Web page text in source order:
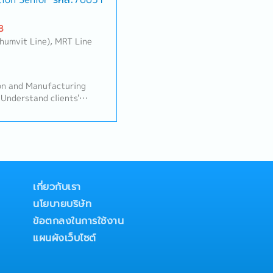
Line), MRT Line
and Manufacturing
clients'
and Production
business issues,
Data Management and
solutions across
process, data
system enablement —
Production and
เกี่ยวกับเรา
นโยบายบริษัท
ข้อตกลงในการใช้งาน
แผนผังเว็บไซต์